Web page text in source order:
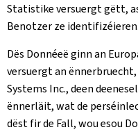
Statistike versuergt gëtt,
Benotzer ze identifizéieren.
Dës Donnéeë ginn an
versuergt an
Systems Inc., deen
ënnerläit, wat de
dëst fir de Fall, wou esou